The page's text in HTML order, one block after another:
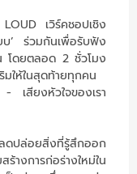
เวิร์คชอปเชิง
บ’ ร่วมกันเพื่อรับฟัง
โดยตลอด 2 ชั่วโมง
มให้ในสุดท้ายทุกคน
เสียงหัวใจของเรา
ดปล่อยสิ่งที่รู้สึกออก
างการก่อร่างใหม่ใน